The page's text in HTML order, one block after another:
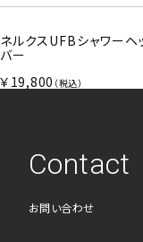
ネルクスUFBシャワーヘ
バー
￥19,800 （税込）
Contact
お問い合わせ